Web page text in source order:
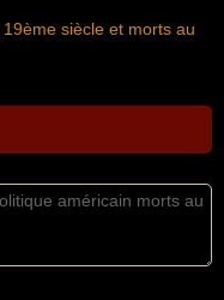
siècle et morts au